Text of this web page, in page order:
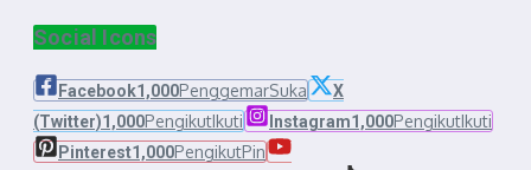
Social Icons
Facebook1,000PenggemarSuka
X
(Twitter)1,000PengikutIkuti Instagram1,000PengikutIkuti
Pinterest1,000PengikutPin